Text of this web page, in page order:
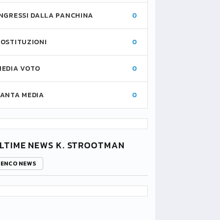
DALLA PANCHINA 0
0
VOTO 0
MEDIA 0
NEWS K. STROOTMAN
NEWS